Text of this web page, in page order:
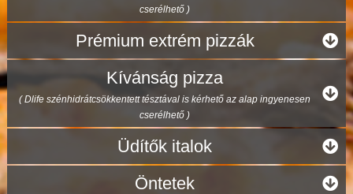
cserélhető )
Prémium extrém pizzák
Kívánság pizza
( Dlife szénhidrátcsökkentett tésztával is kérhető az alap ingyenesen
cserélhető )
Üdítők italok
Öntetek